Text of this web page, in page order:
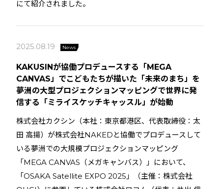
にて紹介されました。
2025.08.19 News
KAKUSINが協働プロデュースする「MEGA
CANVAS」でこどもたちが描いた「未来のまち」を
夢洲の大型プロジェクションマッピングで世界に発
信する「ミライスケッチキャッスル」が始動
株式会社カクシン（本社：東京都港区、代表取締役：太
田 高揚）が株式会社NAKEDと協働でプロデュースして
いる夢洲での大規模プロジェクションマッピング
「MEGA CANVAS（メガキャンバス）」において、
「OSAKA Satellite EXPO 2025」（主催：株式会社